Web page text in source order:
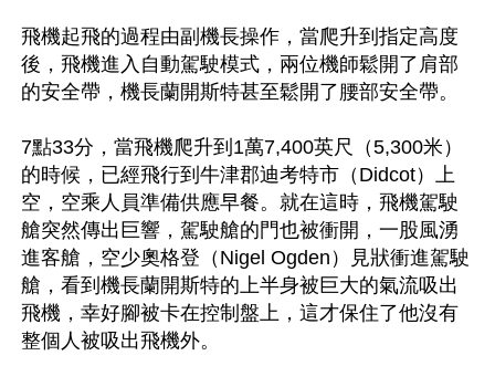
飛機起飛的過程由副機長操作，當爬升到指定高度
後，飛機進入自動駕駛模式，兩位機師鬆開了肩部
的安全帶，機長蘭開斯特甚至鬆開了腰部安全帶。
7點33分，當飛機爬升到1萬7,400英尺（5,300米）
的時候，已經飛行到牛津郡迪考特市（Didcot）上
空，空乘人員準備供應早餐。就在這時，飛機駕駛
艙突然傳出巨響，駕駛艙的門也被衝開，一股風湧
進客艙，空少奧格登（Nigel Ogden）見狀衝進駕駛
艙，看到機長蘭開斯特的上半身被巨大的氣流吸出
飛機，幸好腳被卡在控制盤上，這才保住了他沒有
整個人被吸出飛機外。